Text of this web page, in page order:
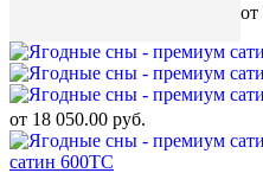
от
от 18 050.00 руб.
сатин 600ТС